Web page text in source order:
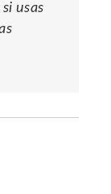
usas